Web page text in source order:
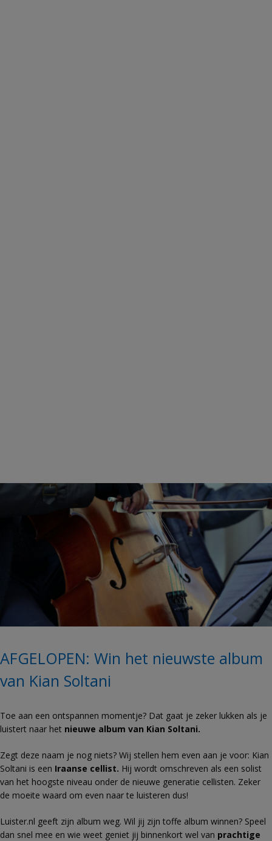
AFGELOPEN: Win het nieuwste album
van Kian Soltani
Toe aan een ontspannen momentje? Dat gaat je zeker lukken als je
luistert naar het nieuwe album van Kian Soltani.
Zegt deze naam je nog niets? Wij stellen hem even aan je voor: Kian
Soltani is een Iraanse cellist. Hij wordt omschreven als een solist
van het hoogste niveau onder de nieuwe generatie cellisten. Zeker
de moeite waard om even naar te luisteren dus!
Luister.nl geeft zijn album weg. Wil jij zijn toffe album winnen? Speel
dan snel mee en wie weet geniet jij binnenkort wel van prachtige